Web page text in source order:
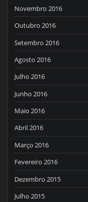
Novembro 2016
Outubro 2016
Setembro 2016
Agosto 2016
Julho 2016
Junho 2016
Maio 2016
Abril 2016
Março 2016
Fevereiro 2016
Dezembro 2015
Julho 2015